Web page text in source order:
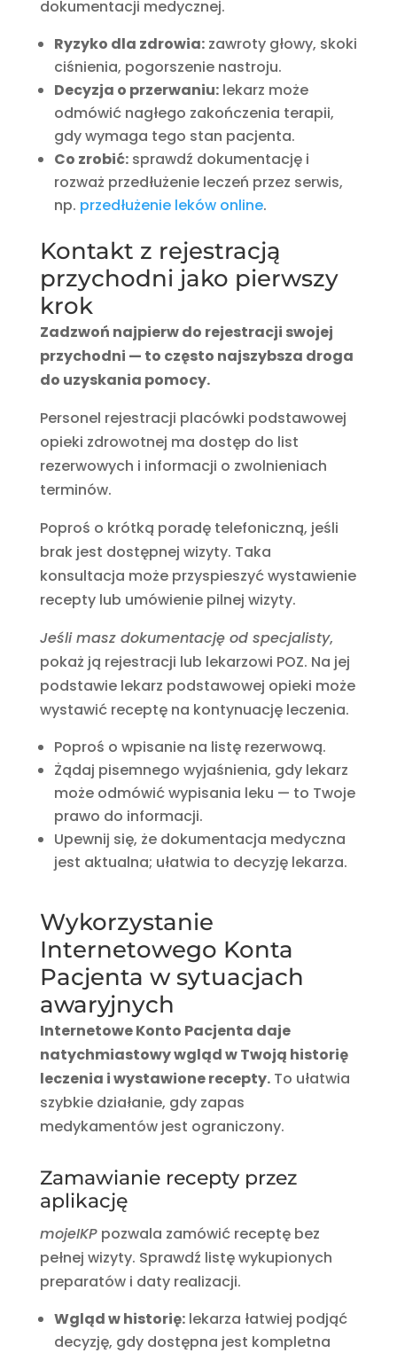
dokumentacji medycznej.
Ryzyko dla zdrowia:zawroty głowy, skoki
ciśnienia, pogorszenie nastroju.
Decyzja o przerwaniu:lekarz może
odmówić nagłego zakończenia terapii,
gdy wymaga tego stan pacjenta.
Co zrobić:sprawdź dokumentację i
rozważ przedłużenie leczeń przez serwis,
np. przedłużenie leków online.
Kontakt z rejestracją
przychodni jako pierwszy
krok
Zadzwoń najpierw do rejestracji swojej
przychodni — to często najszybsza droga
do uzyskania pomocy.
Personel rejestracji placówki podstawowej
opieki zdrowotnej ma dostęp do list
rezerwowych i informacji o zwolnieniach
terminów.
Poproś o krótką poradę telefoniczną, jeśli
brak jest dostępnej wizyty. Taka
konsultacja może przyspieszyć wystawienie
recepty lub umówienie pilnej wizyty.
Jeśli masz dokumentację od specjalisty,
pokaż ją rejestracji lub lekarzowi POZ. Na jej
podstawie lekarz podstawowej opieki może
wystawić receptę na kontynuację leczenia.
Poproś o wpisanie na listę rezerwową.
Żądaj pisemnego wyjaśnienia, gdy lekarz
może odmówić wypisania leku — to Twoje
prawo do informacji.
Upewnij się, że dokumentacja medyczna
jest aktualna; ułatwia to decyzję lekarza.
Wykorzystanie
Internetowego Konta
Pacjenta w sytuacjach
awaryjnych
Internetowe Konto Pacjenta daje
natychmiastowy wgląd w Twoją historię
leczenia i wystawione recepty.To ułatwia
szybkie działanie, gdy zapas
medykamentów jest ograniczony.
Zamawianie recepty przez
aplikację
mojeIKPpozwala zamówić receptę bez
pełnej wizyty. Sprawdź listę wykupionych
preparatów i daty realizacji.
Wgląd w historię:lekarza łatwiej podjąć
decyzję, gdy dostępna jest kompletna